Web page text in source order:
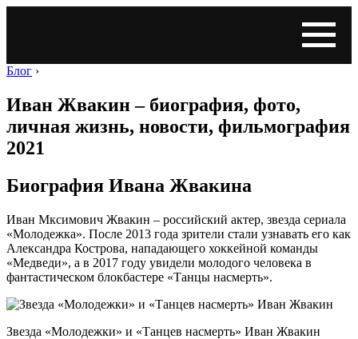
Блог ›
Иван Жвакин – биография, фото,
личная жизнь, новости, фильмография
2021
Биография Ивана Жвакина
Иван Мксимович Жвакин – российский актер, звезда сериала
«Молодежка». После 2013 года зрители стали узнавать его как
Александра Кострова, нападающего хоккейной команды
«Медведи», а в 2017 году увидели молодого человека в
фантастическом блокбастере «Танцы насмерть».
Звезда «Молодежки» и «Танцев насмерть» Иван Жвакин